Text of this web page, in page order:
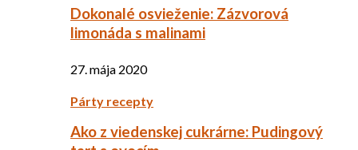
Dokonalé osvieženie: Zázvorová
limonáda s malinami
27. mája 2020
Párty recepty
Ako z viedenskej cukrárne: Pudingový